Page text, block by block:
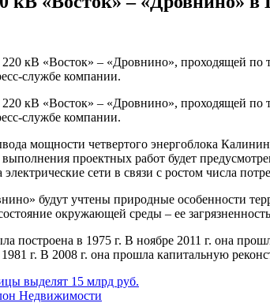
«Восток» – «Дровнино», проходящей по
службе компании.
«Восток» – «Дровнино», проходящей по
службе компании.
мощности четвертого энергоблока
проектных работ будет
сети в связи с ростом числа
будут учтены природные особенности
окружающей среды – ее
построена в 1975 г. В ноябре 2011 г. она
г. В 2008 г. она прошла капитальную
выделят 15 млрд руб.
Недвижимости